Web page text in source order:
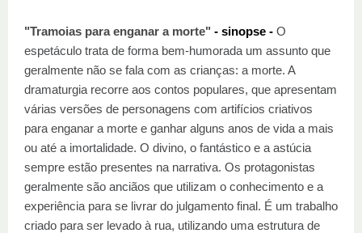
"Tramoias para enganar a morte" - sinopse - O
espetáculo trata de forma bem-humorada um assunto que
geralmente não se fala com as crianças: a morte. A
dramaturgia recorre aos contos populares, que apresentam
várias versões de personagens com artifícios criativos
para enganar a morte e ganhar alguns anos de vida a mais
ou até a imortalidade. O divino, o fantástico e a astúcia
sempre estão presentes na narrativa. Os protagonistas
geralmente são anciãos que utilizam o conhecimento e a
experiência para se livrar do julgamento final. É um trabalho
criado para ser levado à rua, utilizando uma estrutura de